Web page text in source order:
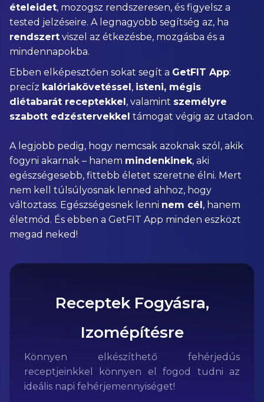
ételeidet, mozogsz rendszeresen, és figyelsz a
tested jelzéseire. A legnagyobb segítség az, ha
rendszert viszel az étkezésbe, mozgásba és a
mindennapokba.
Ebben elképesztően sokat segít a GetFIT App:
precíz kalóriakövetéssel , isteni, mégis
diétabarát receptekkel , valamint személyre
szabott edzéstervekkel támogat végig az utadon.
A legjobb pedig, hogy nemcsak azoknak szól, akik
fogyni akarnak – hanem mindenkinek, aki
egészségesebb, fittebb életet szeretne élni. Mert
nem kell túlsúlyosnak lenned ahhoz, hogy
változtass. Egészségesnek lenni nem cél , hanem
életmód. És ebben a GetFIT App minden eszközt
megad neked!
Receptek Fogyásra,
Izomépítésre
Könnyen elkészíthető fehérjedús
receptjeinkkel könnyen el fogod tudni az
ideális napi fehérjemennyiséget!